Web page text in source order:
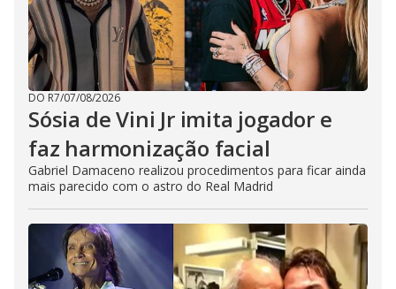
DO R7/07/08/2026
Sósia de Vini Jr imita jogador e
faz harmonização facial
Gabriel Damaceno realizou procedimentos para ficar ainda
mais parecido com o astro do Real Madrid